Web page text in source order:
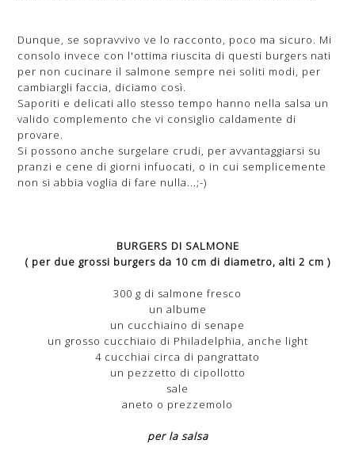
Dunque, se sopravvivo ve lo racconto, poco ma sicuro. Mi
consolo invece con l'ottima riuscita di questi burgers nati
per non cucinare il salmone sempre nei soliti modi, per
cambiargli faccia, diciamo così.
Saporiti e delicati allo stesso tempo hanno nella salsa un
valido complemento che vi consiglio caldamente di
provare.
Si possono anche surgelare crudi, per avvantaggiarsi su
pranzi e cene di giorni infuocati, o in cui semplicemente
non si abbia voglia di fare nulla...;-)
BURGERS DI SALMONE
( per due grossi burgers da 10 cm di diametro, alti 2 cm )
300 g di salmone fresco
un albume
un cucchiaino di senape
un grosso cucchiaio di Philadelphia, anche light
4 cucchiai circa di pangrattato
un pezzetto di cipollotto
sale
aneto o prezzemolo
per la salsa